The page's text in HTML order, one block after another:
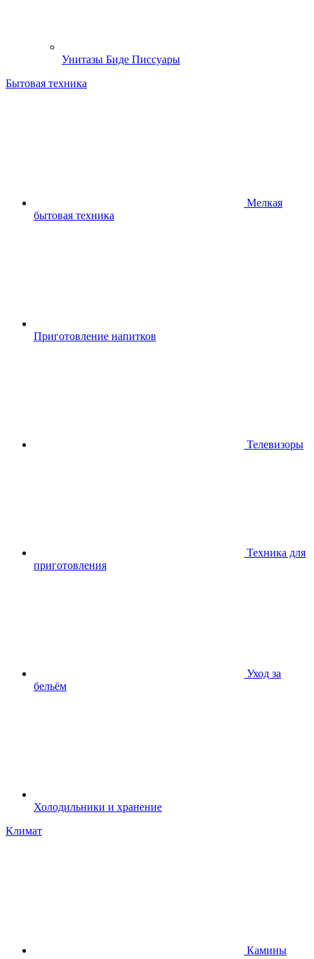
Унитазы Биде Писсуары
Бытовая техника
Мелкая
бытовая техника
Приготовление напитков
Телевизоры
Техника для
приготовления
Уход за
бельём
Холодильники и хранение
Климат
Камины